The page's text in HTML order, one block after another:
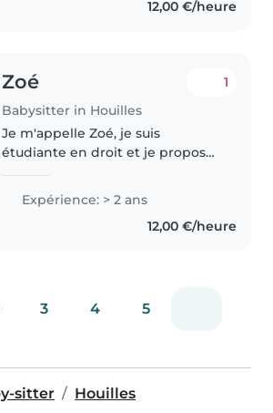
soeur de mes amis, et j'ai..12,00 €/heure
Zoé
Babysitter in Houilles
1
Je m'appelle Zoé, je suis
étudiante en droit et je propose
une première expérience
encadrée avec la garde d'un
enfant de 1 an sous contrat, ainsi..
Expérience: > 2 ans
12,00 €/heure
3 4 5
sitter Houilles